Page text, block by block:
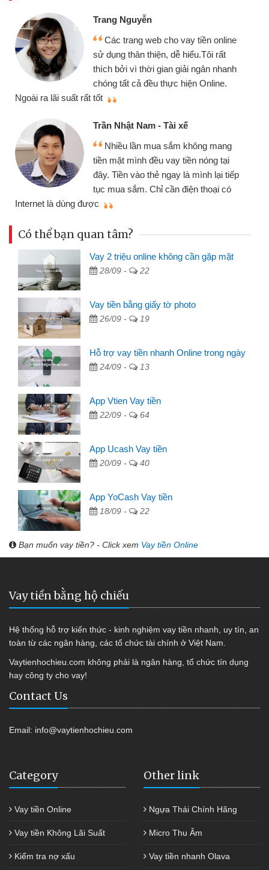
Trang Nguyễn
Các trang web cho vay tiền online
sử dụng thân thiện, dễ hiểu.Tôi rất
thích bởi vì thời gian giải ngân nhanh
chóng tất cả đều thực hiện Online.
Ngoài ra lãi suất rất tốt
Trần Nhật Nam - Tài xế
Nhiều lần mua sắm không mang
tiền mặt mình đều vay tiền nóng tại
đây. Tiền vào thẻ ngay là mình lại tiếp
tục mua sắm. Chỉ cần điện thoại có
Internet là dùng được
Có thể bạn quan tâm?
Vay 2 triệu online không cần gặp mặt
28/09 - 22
Vay tiền bằng giấy tờ photo
26/09 - 19
Hỗ trợ vay tiền nhanh Online trong ngày
24/09 - 13
App Vtien Vay tiền
22/09 - 64
App Ucash Vay tiền
20/09 - 40
App YoCash Vay tiền
18/09 - 22
Bạn muốn vay tiền? - Click xem Vay tiền Online
Vay tiền bằng hộ chiếu
Hệ thống hỗ trợ kiến thức - kinh nghiệm vay tiền nhanh, uy tín, an
toàn từ các ngân hàng, các tổ chức tài chính ở Việt Nam.
Vaytienhochieu.com không phải là ngân hàng, tổ chức tín dụng
hay công ty cho vay!
Contact Us
Email: info@vaytienhochieu.com
Category
Vay tiền Online
Vay tiền Không Lãi Suất
Kiểm tra nợ xấu
Other link
Ngựa Thái Chính Hãng
Micro Thu Âm
Vay tiền nhanh Olava